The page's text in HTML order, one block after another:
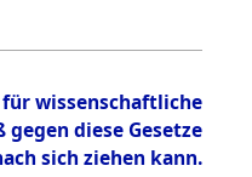
wissenschaftliche
diese Gesetze
sich ziehen kann.